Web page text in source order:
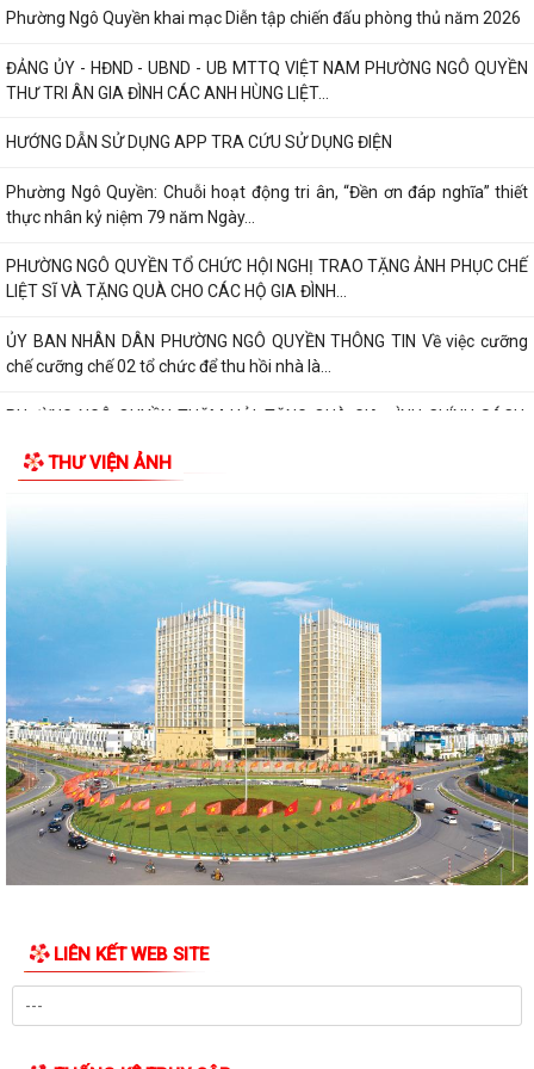
Phường Ngô Quyền khai mạc Diễn tập chiến đấu phòng thủ năm 2026
ĐẢNG ỦY - HĐND - UBND - UB MTTQ VIỆT NAM PHƯỜNG NGÔ QUYỀN
THƯ TRI ÂN GIA ĐÌNH CÁC ANH HÙNG LIỆT...
HƯỚNG DẪN SỬ DỤNG APP TRA CỨU SỬ DỤNG ĐIỆN
Phường Ngô Quyền: Chuỗi hoạt động tri ân, “Đền ơn đáp nghĩa” thiết
thực nhân kỷ niệm 79 năm Ngày...
PHƯỜNG NGÔ QUYỀN TỔ CHỨC HỘI NGHỊ TRAO TẶNG ẢNH PHỤC CHẾ
LIỆT SĨ VÀ TẶNG QUÀ CHO CÁC HỘ GIA ĐÌNH...
ỦY BAN NHÂN DÂN PHƯỜNG NGÔ QUYỀN THÔNG TIN Về việc cưỡng
chế cưỡng chế 02 tổ chức để thu hồi nhà là...
PHƯỜNG NGÔ QUYỀN THĂM HỎI, TẶNG QUÀ GIA ĐÌNH CHÍNH SÁCH,
UBND PHƯỜNG NGÔ QUYỀN THÔNG BÁO THỜI GIAN TỔ CHỨC HỘI
NGHỊ ĐỐI THOẠI DOANH NGHIỆP, HỘ KINH DOANH,...
PHƯỜNG NGÔ QUYỀN TỔ CHỨC GIAO BAN TỔ DÂN PHỐ SAU SẮP XẾP,
HỘI ĐỒNG NHÂN DÂN PHƯỜNG NGÔ QUYỀN THÔNG BÁO KẾT QUẢ KỲ
HỌP THỨ 4, KHÓA II, NHIỆM KỲ 2026 - 2031
PHƯỜNG NGÔ QUYỀN TUYÊN TRUYỀN VẬN ĐỘNG TỔ CHỨC, CÁ NHÂN
CÓ LIÊN QUAN THUÊ NHÀ, ĐẤT LÀ TÀI SẢN...
Kỳ họp thứ 4 HĐND Phường Ngô Quyền: Phân bổ bổ sung hơn 38 tỷ
đồng vốn đầu tư công
KẾ HOẠCH TỔ CHỨC TIẾP CÔNG DÂN 6 THÁNG CUỐI NĂM 2026 CỦA
THƯỜNG TRỰC HĐND, ĐẠI BIỂU HĐND PHƯỜNG...
HỘI ĐỒNG NHÂN DÂN PHƯỜNG THÔNG BÁO LỊCH TIẾP CÔNG DÂN 6
THƯ VIỆN ẢNH
LIÊN KẾT WEB SITE